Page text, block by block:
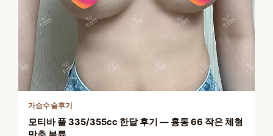
가슴수술후기
모티바 풀 335/355cc 한달 후기 — 흉통 66 작은 체형